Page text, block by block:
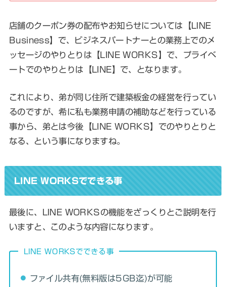
店舗のクーポン券の配布やお知らせについては【LINE
Business】で、ビジネスパートナーとの業務上でのメ
ッセージのやりとりは【LINE WORKS】で、プライベ
ートでのやりとりは【LINE】で、となります。
これにより、弟が同じ住所で建築板金の経営を行ってい
るのですが、希に私も業務申請の補助などを行っている
事から、弟とは今後【LINE WORKS】でのやりとりと
なる、という事になりますね。
LINE WORKSでできる事
最後に、LINE WORKSの機能をざっくりとご説明を行
いますと、このような内容になります。
LINE WORKSでできる事
ファイル共有(無料版は5GB迄)が可能